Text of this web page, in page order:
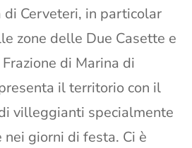
di Cerveteri, in particolar
zone delle Due Casette e
di Marina di
il territorio con il
villeggianti specialmente
giorni di festa. Ci è